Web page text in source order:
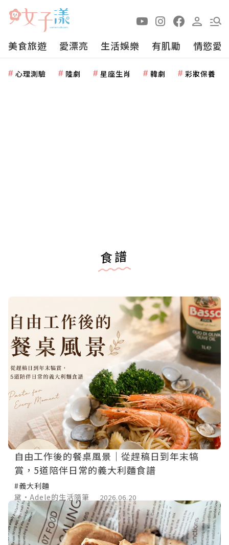
美食旅遊 愛漂亮 生活娛樂 有肌勵 情慾愛
心理測驗 陸劇 星座生肖 韓劇 彩妝保養
食譜
自由工作後的餐桌風景｜從趕稿日到年末犒
賞，5道陪伴日常的義大利麵食譜
#義大利麵
黛•Adele的生活隨筆
2026.06.20